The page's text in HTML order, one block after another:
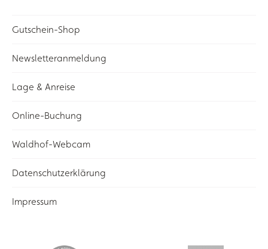
Gutschein-Shop
Newsletteranmeldung
Lage & Anreise
Online-Buchung
Waldhof-Webcam
Datenschutzerklärung
Impressum